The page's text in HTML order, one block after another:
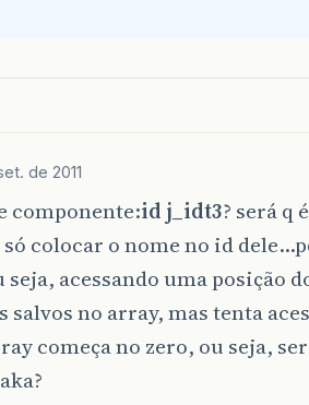
de 2011
componente:id j_idt3? será q
colocar o nome no id
seja, acessando uma posição
salvos no array, mas tenta
começa no zero, ou seja,